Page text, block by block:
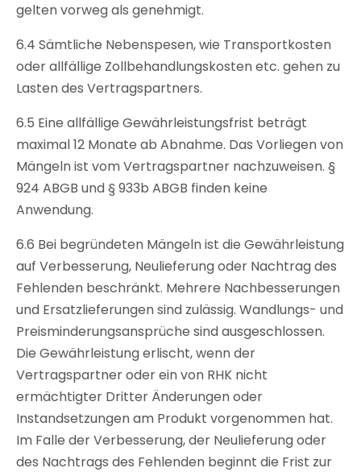
gelten vorweg als genehmigt.
6.4 Sämtliche Nebenspesen, wie Transportkosten
oder allfällige Zollbehandlungskosten etc. gehen zu
Lasten des Vertragspartners.
6.5 Eine allfällige Gewährleistungsfrist beträgt
maximal 12 Monate ab Abnahme. Das Vorliegen von
Mängeln ist vom Vertragspartner nachzuweisen. §
924 ABGB und § 933b ABGB finden keine
Anwendung.
6.6 Bei begründeten Mängeln ist die Gewährleistung
auf Verbesserung, Neulieferung oder Nachtrag des
Fehlenden beschränkt. Mehrere Nachbesserungen
und Ersatzlieferungen sind zulässig. Wandlungs- und
Preisminderungsansprüche sind ausgeschlossen.
Die Gewährleistung erlischt, wenn der
Vertragspartner oder ein von RHK nicht
ermächtigter Dritter Änderungen oder
Instandsetzungen am Produkt vorgenommen hat.
Im Falle der Verbesserung, der Neulieferung oder
des Nachtrags des Fehlenden beginnt die Frist zur